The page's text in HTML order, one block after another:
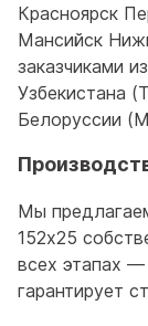
Красноярск
Мансийск
заказчиками
Узбекистана
Белоруссии
Мы
152x25
всех этапах
гарантирует